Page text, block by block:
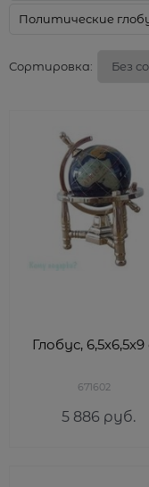
Политические
Сортировка:
Глобус,
671602
5 886 руб.